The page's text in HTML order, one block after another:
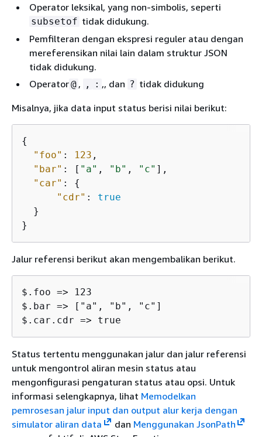
Operator leksikal, yang non-simbolis, seperti
subsetof tidak didukung.
Pemfilteran dengan ekspresi reguler atau dengan
mereferensikan nilai lain dalam struktur JSON
tidak didukung.
Operator@ , , : ,, dan ? tidak didukung
Misalnya, jika data input status berisi nilai berikut:
{
"foo" : 123 ,
"bar" : [ "a" , "b" , "c" ],
"car" : {
"cdr" : true
  }
}
Jalur referensi berikut akan mengembalikan berikut.
$.foo => 123
$.bar => ["a", "b", "c"]
Status tertentu menggunakan jalur dan jalur referensi
untuk mengontrol aliran mesin status atau
mengonfigurasi pengaturan status atau opsi. Untuk
informasi selengkapnya, lihat Memodelkan
pemrosesan jalur input dan output alur kerja dengan
simulator aliran data
dan Menggunakan JsonPath